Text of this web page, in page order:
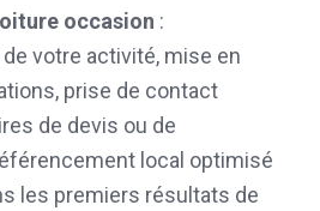
occasion :
votre activité, mise en
prise de contact
de devis ou de
local optimisé
les premiers résultats de